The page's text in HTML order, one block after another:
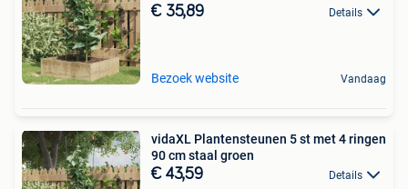
€ 35,89 Details
Bezoek website Vandaag
vidaXL Plantensteunen 5 st met 4 ringen
90 cm staal groen
€ 43,59 Details